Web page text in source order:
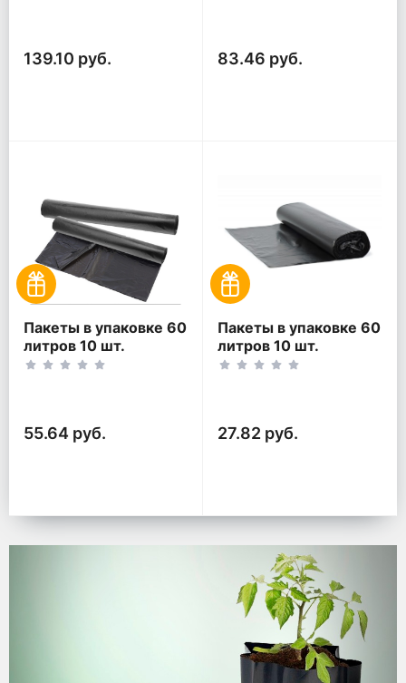
139.10 руб. 83.46 руб.
Пакеты в упаковке 60
литров 10 шт.
(10шт*2рул)
55.64 руб.
Пакеты в упаковке 60
литров 10 шт.
(10шт*1рул)
27.82 руб.